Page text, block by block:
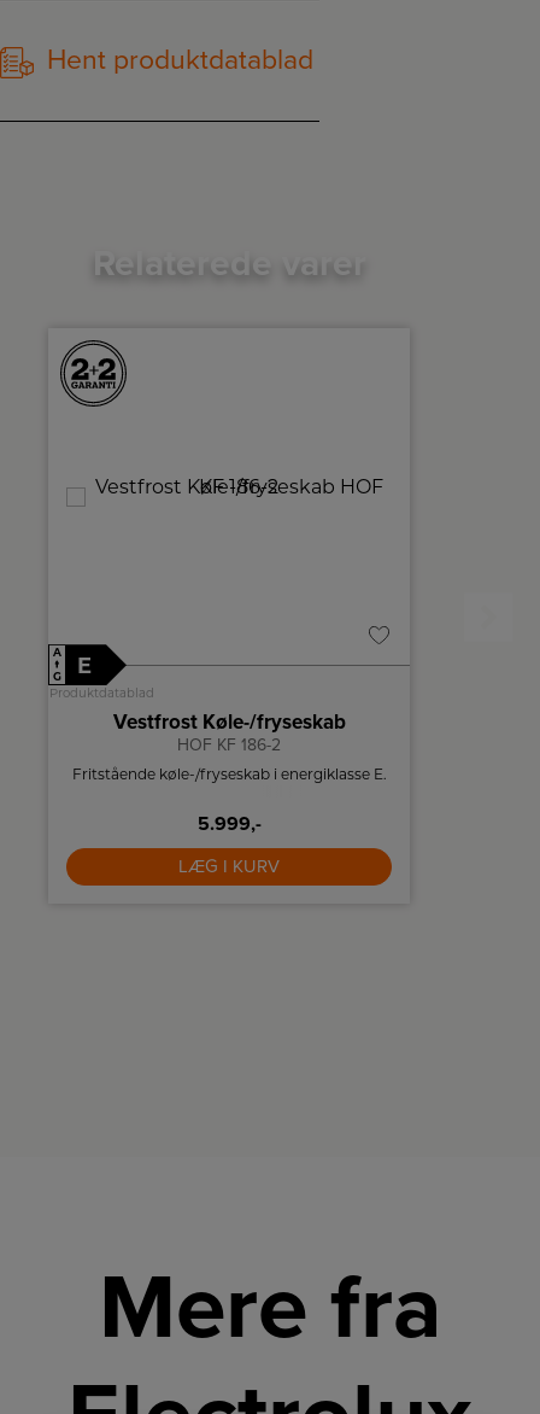
Hent produktdatablad
Relaterede varer
A
↑
G
E
Produktdatablad
Vestfrost Køle-/fryseskab
HOF KF 186-2
Fritstående køle-/fryseskab i energiklasse E.
5.999,-
LÆG I KURV
Mere fra